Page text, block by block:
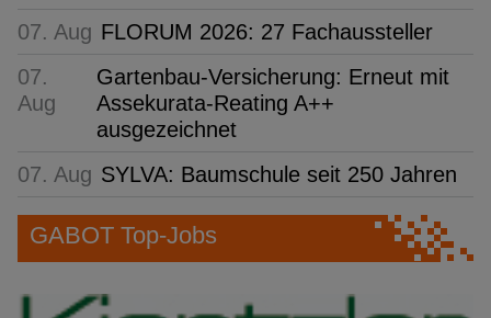
07. Aug FLORUM 2026: 27 Fachaussteller
07.
Aug
Gartenbau-Versicherung: Erneut mit
Assekurata-Reating A++
ausgezeichnet
07. Aug SYLVA: Baumschule seit 250 Jahren
GABOT Top-Jobs